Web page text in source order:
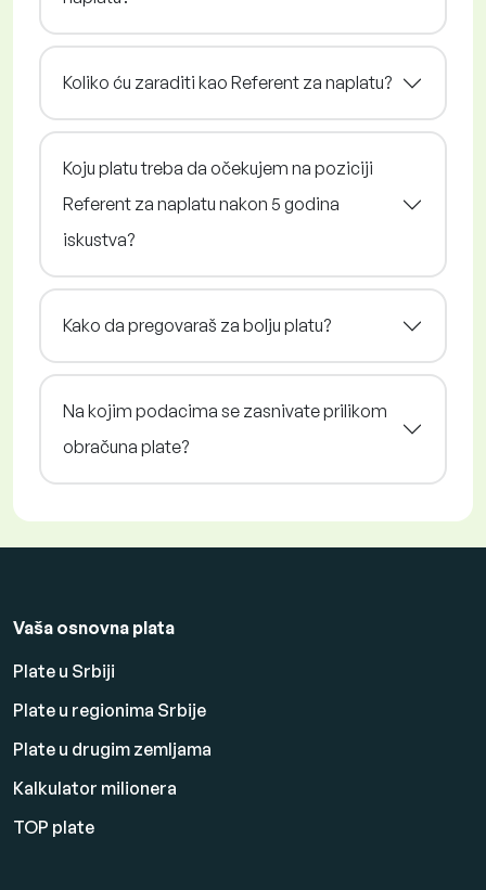
Koliko ću zaraditi kao Referent za naplatu?
Koju platu treba da očekujem na poziciji
Referent za naplatu nakon 5 godina
iskustva?
Kako da pregovaraš za bolju platu?
Na kojim podacima se zasnivate prilikom
obračuna plate?
Vaša osnovna plata
Plate u Srbiji
Plate u regionima Srbije
Plate u drugim zemljama
Kalkulator milionera
TOP plate